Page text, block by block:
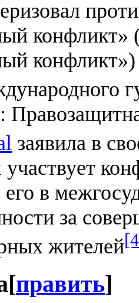
конфликт»
конфликт»)
:
заявила в
участвует
в
за
жителей
[править]